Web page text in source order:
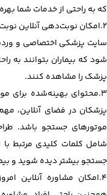
که به راحتی از خدمات شما
2.امکان نوبت‌دهی آنلاین
سایت پزشکی اختصاصی و
شود که بیماران بتوانند به
پزشک را مشاهده کنند.
پزشکان در فضای آنلاین،
موتورهای جستجو باشد.
شامل کلمات کلیدی مرتبط
جستجو بیشتر دیده شوید و
4.امکان مشاوره آنلاین